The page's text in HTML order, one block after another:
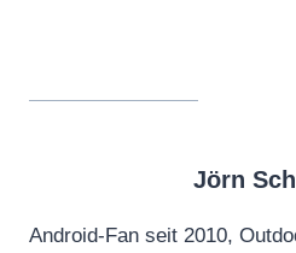
Jörn
Android-Fan seit 2010,